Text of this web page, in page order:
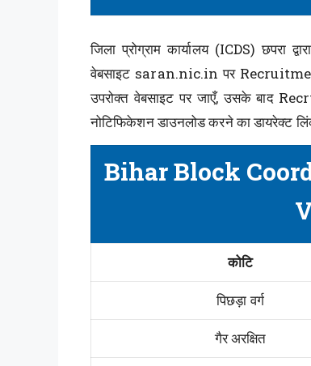
जिला प्रोग्राम कार्यालय (ICDS) छपरा
वेबसाइट saran.nic.in पर
उपरोक्त वेबसाइट पर जाएँ, उसके बाद
नोटिफिकेशन डाउनलोड करने का डायरेक्ट
Bihar Block
कोटि
पिछड़ा वर्ग
गैर अरक्षित